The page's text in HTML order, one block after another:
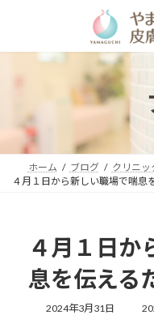
ン
プ
ー
動
ホーム ブログ クリニッ
４月１日から新しい職場で喘息
４月１日か
息を伝える
2024年3月31日
最